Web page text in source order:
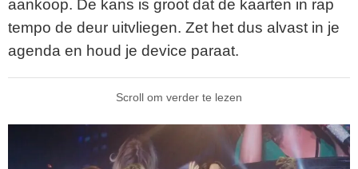
aankoop. De kans is groot dat de kaarten in rap
tempo de deur uitvliegen. Zet het dus alvast in je
agenda en houd je device paraat.
Scroll om verder te lezen